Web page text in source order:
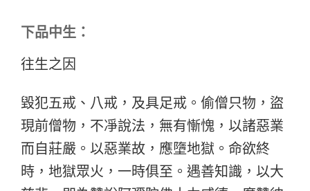
下品中生：
往生之因
毀犯五戒、八戒，及具足戒。偷僧只物，盜
現前僧物，不凈說法，無有慚愧，以諸惡業
而自莊嚴。以惡業故，應墮地獄。命欲終
時，地獄眾火，一時俱至。遇善知識，以大